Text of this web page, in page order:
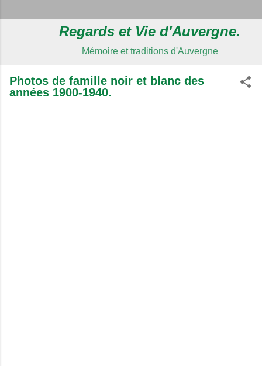
Regards et Vie d'Auvergne.
Mémoire et traditions d'Auvergne
Photos de famille noir et blanc des
années 1900-1940.